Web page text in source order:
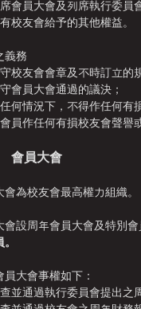
會員大會及列席執行委員
校友會給予的其他權益。
義務
校友會會章及不時訂立的
會員大會通過的議決；
何情況下，不得作任何有
員作任何有損校友會聲譽
會員大會
會為校友會最高權力組織。
會設周年會員大會及特別
員大會事權如下：
並通過執行委員會提出之